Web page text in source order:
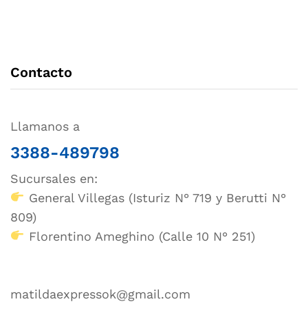
Contacto
Llamanos a
3388-489798
Sucursales en:
General Villegas (Isturiz N° 719 y Berutti N°
809)
Florentino Ameghino (Calle 10 N° 251)
matildaexpressok@gmail.com